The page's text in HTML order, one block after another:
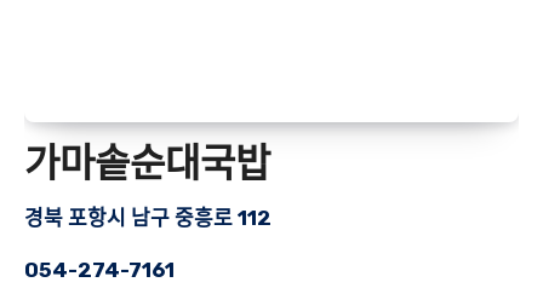
가마솥순대국밥
경북 포항시 남구 중흥로 112
054-274-7161